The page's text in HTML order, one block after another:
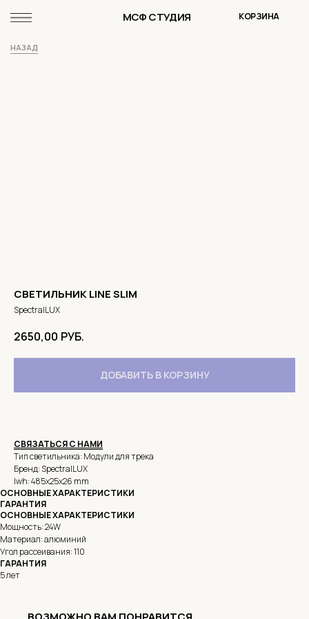
МСФ СТУДИЯ КОРЗИНА
НАЗАД
СВЕТИЛЬНИК LINE SLIM
SpectralLUX
2650,00 РУБ.
ДОБАВИТЬ В КОРЗИНУ
СВЯЗАТЬСЯ С НАМИ
Тип светильника: Модули для трека
Бренд: SpectralLUX
lwh: 485x25x26 mm
ОСНОВНЫЕ ХАРАКТЕРИСТИКИ
ГАРАНТИЯ
ОСНОВНЫЕ ХАРАКТЕРИСТИКИ
Мощность: 24W
Материал: алюминий
Угол рассеивания: 110
ГАРАНТИЯ
5 лет